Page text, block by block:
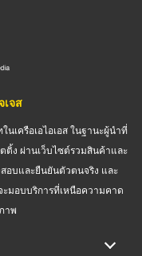
เจส
เครือเอไอเอส ในฐานะผู้นำที่
ง ผ่านเว็บไซต์รวมสินค้าและ
อบและยืนยันตัวตนจริง และ
มอบบริการที่เหนือความคาด
าพ